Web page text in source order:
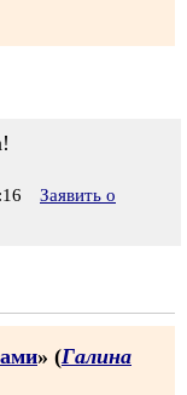
Заявить о
» (Галина